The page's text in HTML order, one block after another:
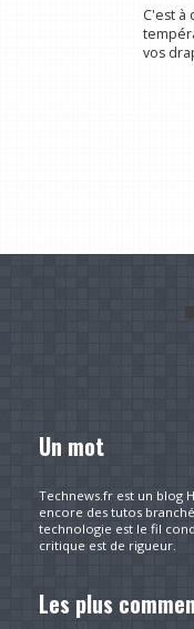
C'est à
vos
Un mot
Technews.fr est un blog
encore des tutos
technologie est le fil
critique est de rigueur.
Les plus